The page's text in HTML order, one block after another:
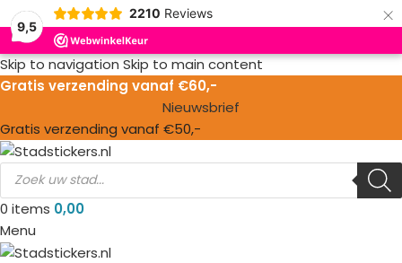
9,5
2210 Reviews ×
Skip to navigationSkip to main content
Gratis verzending vanaf €60,-
Nieuwsbrief
Gratis verzending vanaf €50,-
0 items 0,00
Menu